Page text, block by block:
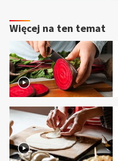
Więcej na ten temat